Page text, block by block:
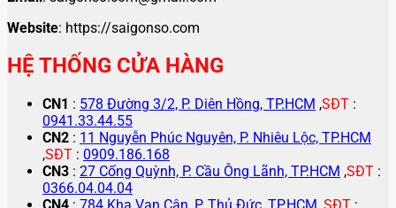
Website: https://saigonso.com
HỆ THỐNG CỬA HÀNG
CN1 : 578 Đường 3/2, P. Diên Hồng, TP.HCM ,SĐT :
0941.33.44.55
CN2 : 11 Nguyễn Phúc Nguyên, P. Nhiêu Lộc, TP.HCM
,SĐT : 0909.186.168
CN3 : 27 Cống Quỳnh, P. Cầu Ông Lãnh, TP.HCM ,SĐT :
0366.04.04.04